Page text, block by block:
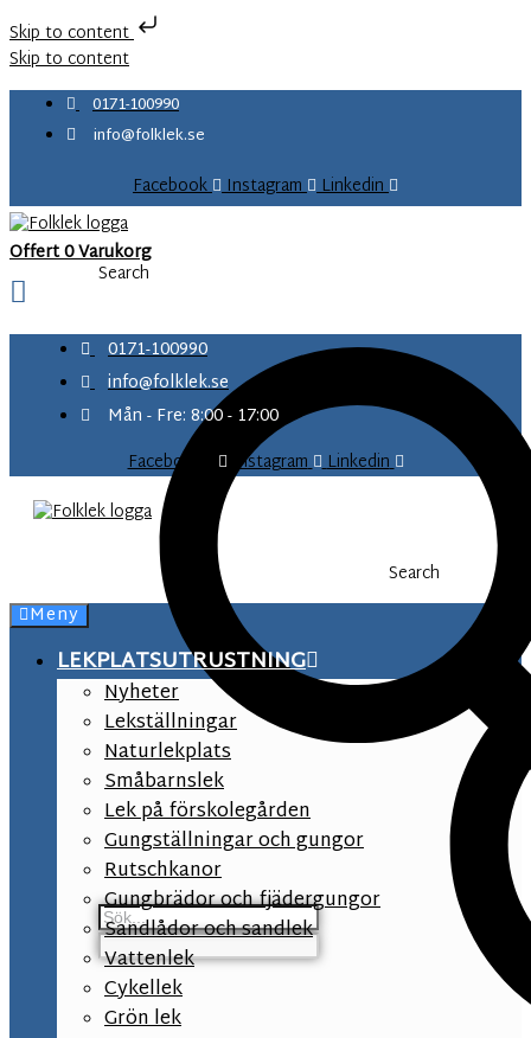
Skip to content
Skip to content
0171-100990
info@folklek.se
Facebook Instagram Linkedin
Offert0Varukorg
Search
0171-100990
info@folklek.se
Mån - Fre: 8:00 - 17:00
Facebook-f
Instagram Linkedin
Search
Meny
LEKPLATSUTRUSTNING
Nyheter
Lekställningar
Naturlekplats
Småbarnslek
Lek på förskolegården
Gungställningar och gungor
Rutschkanor
Gungbrädor och fjädergungor
Sandlådor och sandlek
Vattenlek
Cykellek
Grön lek